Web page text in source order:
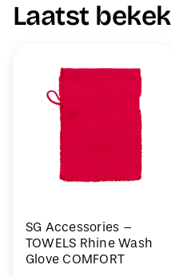
Laatst
SG Accessories –
TOWELS Rhine Wash
Glove COMFORT